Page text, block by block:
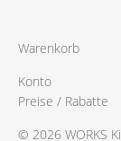
Warenkorb
Konto
Preise / Rabatte
© 2026 WORKS